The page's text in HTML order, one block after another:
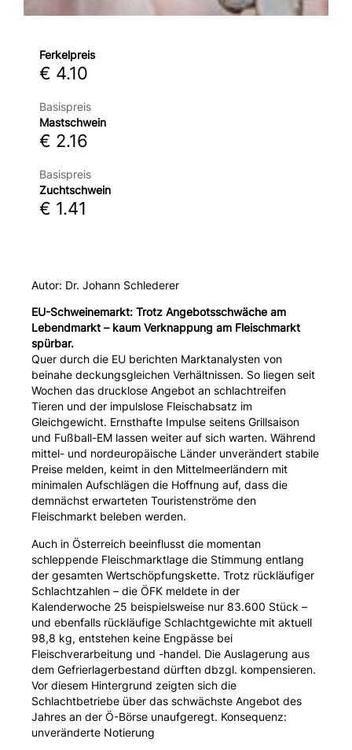
Ferkelpreis
€ 4.10
Basispreis
Mastschwein
€ 2.16
Basispreis
Zuchtschwein
€ 1.41
Autor: Dr. Johann Schlederer
EU-Schweinemarkt: Trotz Angebotsschwäche am
Lebendmarkt – kaum Verknappung am Fleischmarkt
spürbar.
Quer durch die EU berichten Marktanalysten von
beinahe deckungsgleichen Verhältnissen. So liegen seit
Wochen das drucklose Angebot an schlachtreifen
Tieren und der impulslose Fleischabsatz im
Gleichgewicht. Ernsthafte Impulse seitens Grillsaison
und Fußball-EM lassen weiter auf sich warten. Während
mittel- und nordeuropäische Länder unverändert stabile
Preise melden, keimt in den Mittelmeerländern mit
minimalen Aufschlägen die Hoffnung auf, dass die
demnächst erwarteten Touristenströme den
Fleischmarkt beleben werden.
Auch in Österreich beeinflusst die momentan
schleppende Fleischmarktlage die Stimmung entlang
der gesamten Wertschöpfungskette. Trotz rückläufiger
Schlachtzahlen – die ÖFK meldete in der
Kalenderwoche 25 beispielsweise nur 83.600 Stück –
und ebenfalls rückläufige Schlachtgewichte mit aktuell
98,8 kg, entstehen keine Engpässe bei
Fleischverarbeitung und -handel. Die Auslagerung aus
dem Gefrierlagerbestand dürften dbzgl. kompensieren.
Vor diesem Hintergrund zeigten sich die
Schlachtbetriebe über das schwächste Angebot des
Jahres an der Ö-Börse unaufgeregt. Konsequenz:
unveränderte Notierung